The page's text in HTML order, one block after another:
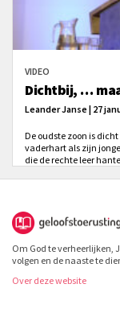
VIDEO
Dichtbij, …
Leander Janse | 27
De oudste zoon is
vaderhart als zijn
die de rechte leer
Om God te verheerlijken,
volgen en de naaste te
Over deze website